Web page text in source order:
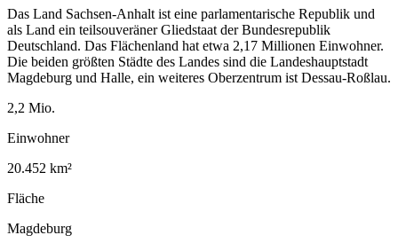
Das Land Sachsen-Anhalt ist eine parlamentarische Republik und
als Land ein teilsouveräner Gliedstaat der Bundesrepublik
Deutschland. Das Flächenland hat etwa 2,17 Millionen Einwohner.
Die beiden größten Städte des Landes sind die Landeshauptstadt
Magdeburg und Halle, ein weiteres Oberzentrum ist Dessau-Roßlau.
2,2 Mio.
Einwohner
20.452 km²
Fläche
Magdeburg